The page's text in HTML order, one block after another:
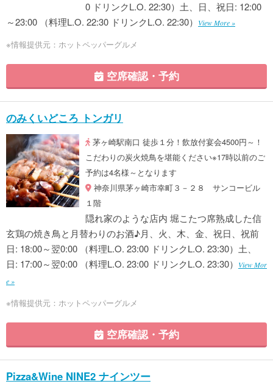
0 ドリンクL.O. 22:30）土、日、祝日: 12:00
～23:00 （料理L.O. 22:30 ドリンクL.O. 22:30）
View More »
※情報提供元：ホットペッパーグルメ
空席確認・予約
のみくいどころ トンガリ
茅ヶ崎駅南口 徒歩１分！飲放付宴会4500円～！
こだわりの炭火焼鳥を堪能ください※17時以前のご
予約は4名様～となります
神奈川県茅ヶ崎市幸町３－２８ サンコービル
１階
隠れ家のような店内 堀こたつ席熟成した信
玄鶏の焼き鳥と月替わりのお酒♪月、火、木、金、祝日、祝前
日: 18:00～翌0:00 （料理L.O. 23:00 ドリンクL.O. 23:30）土、
日: 17:00～翌0:00 （料理L.O. 23:00 ドリンクL.O. 23:30）
View Mor
e »
※情報提供元：ホットペッパーグルメ
空席確認・予約
Pizza&Wine NINE2 ナインツー